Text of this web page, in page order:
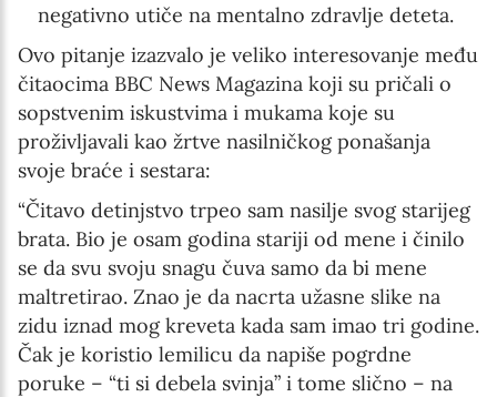
negativno utiče na mentalno zdravlje deteta.
Ovo pitanje izazvalo je veliko interesovanje među
čitaocima BBC News Magazina koji su pričali o
sopstvenim iskustvima i mukama koje su
proživljavali kao žrtve nasilničkog ponašanja
svoje braće i sestara:
“Čitavo detinjstvo trpeo sam nasilje svog starijeg
brata. Bio je osam godina stariji od mene i činilo
se da svu svoju snagu čuva samo da bi mene
maltretirao. Znao je da nacrta užasne slike na
zidu iznad mog kreveta kada sam imao tri godine.
Čak je koristio lemilicu da napiše pogrdne
poruke – “ti si debela svinja” i tome slično – na